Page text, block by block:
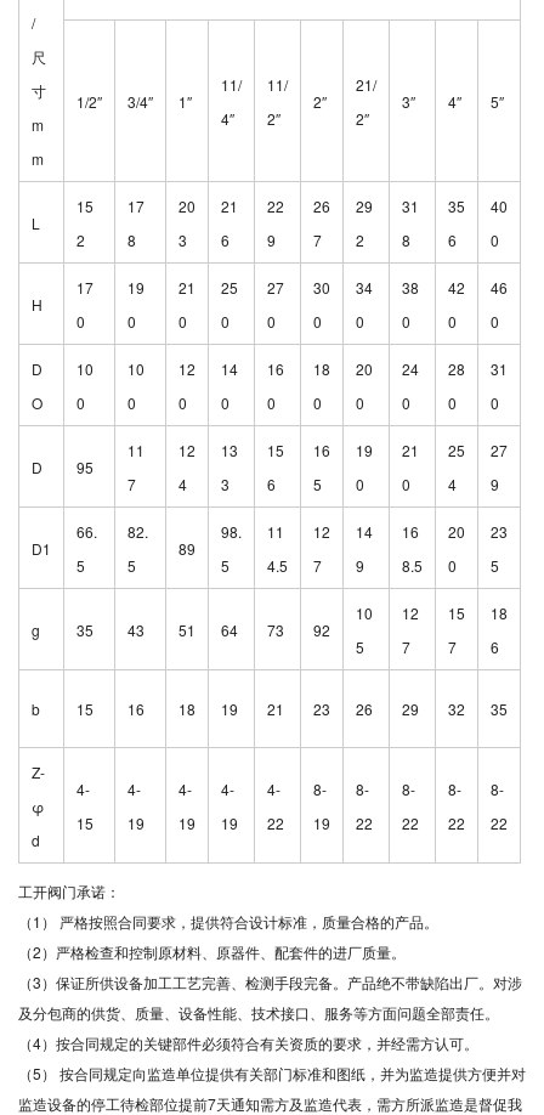
/
尺
寸
m
m
1/2″ 3/4″ 1″
11/
4″
11/
2″
2″
21/
2″
3″ 4″ 5″
L
15
2
17
8
20
3
21
6
22
9
26
7
29
2
31
8
35
6
40
0
H
17
0
19
0
21
0
25
0
27
0
30
0
34
0
38
0
42
0
46
0
D
O
10
0
10
0
12
0
14
0
16
0
18
0
20
0
24
0
28
0
31
0
D 95
11
7
12
4
13
3
15
6
16
5
19
0
21
0
25
4
27
9
D1
66.
5
82.
5
89
98.
5
11
4.5
12
7
14
9
16
8.5
20
0
23
5
g 35 43 51 64 73 92
10
5
12
7
15
7
18
6
b 15 16 18 19 21 23 26 29 32 35
Z-
φ
d
4-
15
4-
19
4-
19
4-
19
4-
22
8-
19
8-
22
8-
22
8-
22
8-
22
工开阀门承诺：
（1） 严格按照合同要求，提供符合设计标准，质量合格的产品。
（2）严格检查和控制原材料、原器件、配套件的进厂质量。
（3）保证所供设备加工工艺完善、检测手段完备。产品绝不带缺陷出厂。对涉
及分包商的供货、质量、设备性能、技术接口、服务等方面问题全部责任。
（4）按合同规定的关键部件必须符合有关资质的要求，并经需方认可。
（5） 按合同规定向监造单位提供有关部门标准和图纸，并为监造提供方便并对
监造设备的停工待检部位提前7天通知需方及监造代表，需方所派监造是督促我